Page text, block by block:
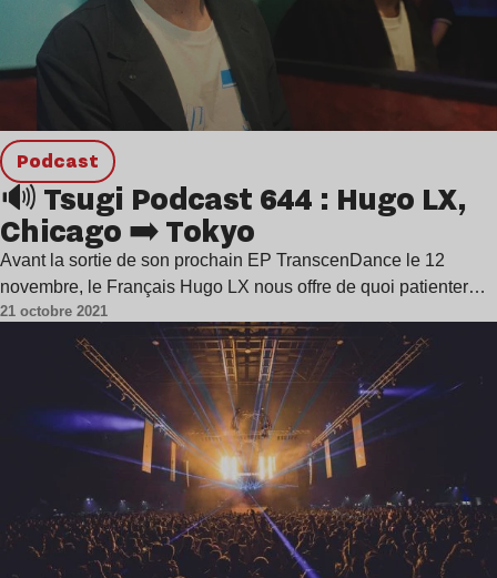
podcast
🔊 Tsugi Podcast 644 : Hugo LX,
Chicago ➡️ Tokyo
Avant la sortie de son prochain EP TranscenDance le 12
novembre, le Français Hugo LX nous offre de quoi patienter…
21 octobre 2021